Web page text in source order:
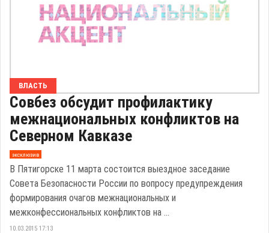
ВЛАСТЬ
Совбез обсудит профилактику
межнациональных конфликтов на
Северном Кавказе
эксклюзив
В Пятигорске 11 марта состоится выездное заседание
Совета Безопасности России по вопросу предупреждения
формирования очагов межнациональных и
межконфессиональных конфликтов на ...
10.03.2015 17:13